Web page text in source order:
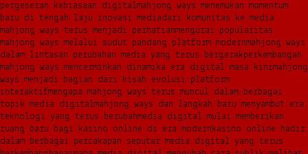
pergeseran kebiasaan digitalmahjong ways menemukan momentum
baru di tengah laju inovasi mediadari komunitas ke media
mahjong ways terus menjadi perhatianmengurai popularitas
mahjong ways melalui sudut pandang platform modernmahjong ways
dalam lintasan perubahan media yang terus bergerakperkembangan
mahjong ways mencerminkan dinamika era digital masa kinimahjong
ways menjadi bagian dari kisah evolusi platform
interaktifmengapa mahjong ways terus muncul dalam berbagai
topik media digitalmahjong ways dan langkah baru menyambut era
teknologi yang terus berubahmedia digital mulai memberikan
ruang baru bagi kasino online di era modernkasino online hadir
dalam berbagai percakapan seputar media digital yang terus